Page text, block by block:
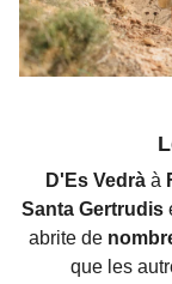
D'Es Vedrà à
Santa Gertrudis
abrite de
que les